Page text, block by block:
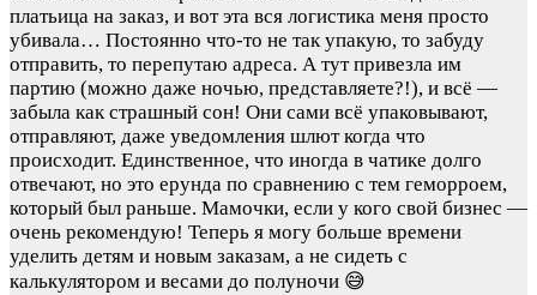
платьица на заказ, и вот эта вся логистика меня просто
убивала… Постоянно что-то не так упакую, то забуду
отправить, то перепутаю адреса. А тут привезла им
партию (можно даже ночью, представляете?!), и всё —
забыла как страшный сон! Они сами всё упаковывают,
отправляют, даже уведомления шлют когда что
происходит. Единственное, что иногда в чатике долго
отвечают, но это ерунда по сравнению с тем геморроем,
который был раньше. Мамочки, если у кого свой бизнес —
очень рекомендую! Теперь я могу больше времени
уделить детям и новым заказам, а не сидеть с
калькулятором и весами до полуночи 😅